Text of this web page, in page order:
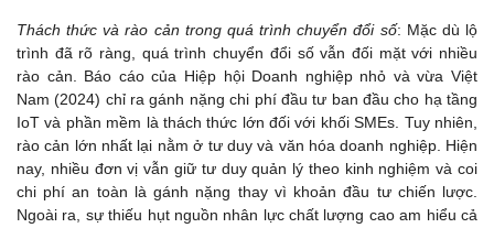
Thách thức và rào cản trong quá trình chuyển đổi số: Mặc dù lộ
trình đã rõ ràng, quá trình chuyển đổi số vẫn đối mặt với nhiều
rào cản. Báo cáo của Hiệp hội Doanh nghiệp nhỏ và vừa Việt
Nam (2024) chỉ ra gánh nặng chi phí đầu tư ban đầu cho hạ tầng
IoT và phần mềm là thách thức lớn đối với khối SMEs. Tuy nhiên,
rào cản lớn nhất lại nằm ở tư duy và văn hóa doanh nghiệp. Hiện
nay, nhiều đơn vị vẫn giữ tư duy quản lý theo kinh nghiệm và coi
chi phí an toàn là gánh nặng thay vì khoản đầu tư chiến lược.
Ngoài ra, sự thiếu hụt nguồn nhân lực chất lượng cao am hiểu cả